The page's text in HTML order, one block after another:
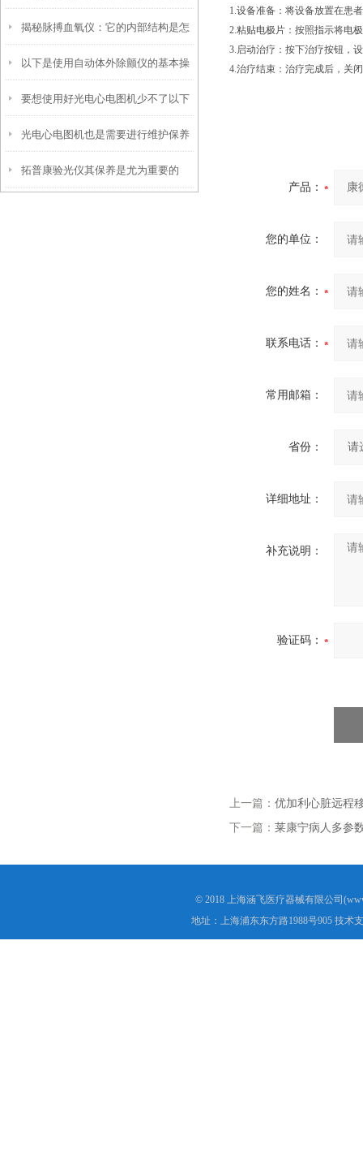
用
揭秘脉搏血氧仪：它的内部结构是怎
样工作的？
以下是使用自动体外除颤仪的基本操
作方法
要想使用好光电心电图机少不了以下
步骤
光电心电图机也是需要进行维护保养
的
拓普康验光仪其保养是尤为重要的
1.设备准备：将设备放置在患
2.粘贴电极片：按照指示将电
3.启动治疗：按下治疗按钮，
4.治疗结束：治疗完成后，关
产品：
您的单位：
您的姓名：
联系电话：
常用邮箱：
省份：
详细地址：
补充说明：
验证码：
上一篇： 优加利心脏远程
下一篇： 莱康宁病人多参
© 2018 上海涵飞医疗器械有限公司
地址：上海浦东东方路1988号905 技术